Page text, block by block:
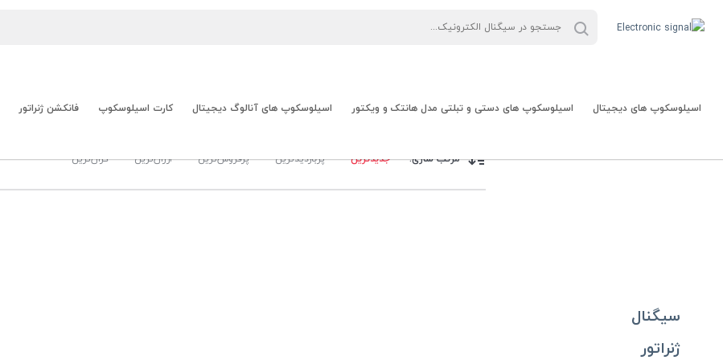
اسیلوسکوپ های دیجیتال اسیلوسکوپ های دستی و تبلتی مدل هانتک و ویکتور اسیلوسکوپ های آنالوگ دیجیتال کارت اسیلوسکوپ فانکشن ژنراتور سیگنال الکترونیک سیگنال ژنراتور سیگنال ژنراتور فرکانس بالا
مرتب سازی: جدیدترین پربازدیدترین پرفروش‌ترین ارزان‌ترین گران‌ترین
فقط کالاهای موجود
سیگنال
ژنراتور